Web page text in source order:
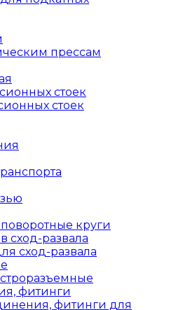
прессам
стоек
стоек
круги
сход-развала
сход-развала
фитинги
фитинги для